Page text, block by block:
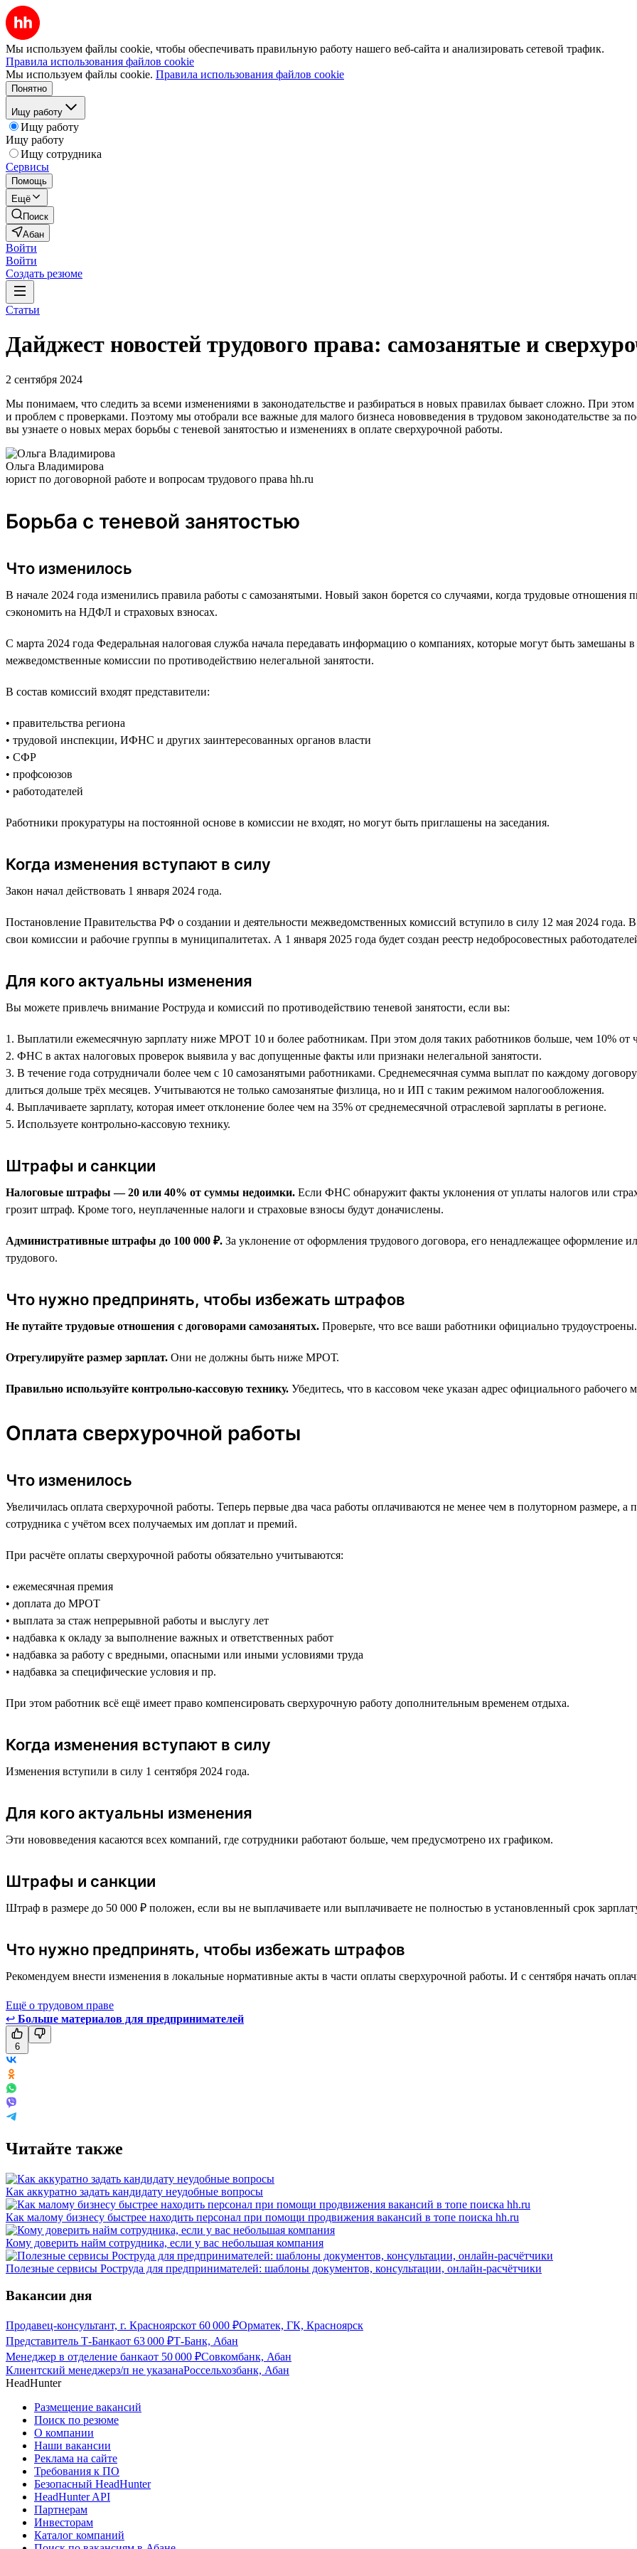
Мы используем файлы cookie, чтобы обеспечивать правильную работу нашего веб-сайта и анализировать сетевой трафик.
Правила использования файлов cookie
Мы используем файлы cookie. Правила использования файлов cookie
Понятно
Ищу работу
Ищу работу
Ищу работу
Ищу сотрудника
Сервисы
Помощь
Ещё
Поиск
Абан
Войти
Войти
Создать резюме
Статьи
Дайджест новостей трудового права: самозанятые и
2 сентября 2024
Мы понимаем, что следить за всеми изменениями в законодательстве и разбираться в новых правилах бывает сложно. При
и проблем с проверками. Поэтому мы отобрали все важные для малого бизнеса нововведения в трудовом законодательстве за
вы узнаете о новых мерах борьбы с теневой занятостью и изменениях в оплате сверхурочной работы.
Ольга Владимирова
юрист по договорной работе и вопросам трудового права hh.ru
Борьба с теневой занятостью
Что изменилось
В начале 2024 года изменились правила работы с самозанятыми. Новый закон борется со случаями, когда трудовые
сэкономить на НДФЛ и страховых взносах.
С марта 2024 года Федеральная налоговая служба начала передавать информацию о компаниях, которые могут быть замешаны
межведомственные комиссии по противодействию нелегальной занятости.
В состав комиссий входят представители:
• правительства региона
• трудовой инспекции, ИФНС и других заинтересованных органов власти
• СФР
• профсоюзов
• работодателей
Работники прокуратуры на постоянной основе в комиссии не входят, но могут быть приглашены на заседания.
Когда изменения вступают в силу
Закон начал действовать 1 января 2024 года.
Постановление Правительства РФ о создании и деятельности межведомственных комиссий вступило в силу 12 мая 2024 года.
свои комиссии и рабочие группы в муниципалитетах. А 1 января 2025 года будет создан реестр недобросовестных
Для кого актуальны изменения
Вы можете привлечь внимание Роструда и комиссий по противодействию теневой занятости, если вы:
1. Выплатили ежемесячную зарплату ниже МРОТ 10 и более работникам. При этом доля таких работников больше, чем 10% от
2. ФНС в актах налоговых проверок выявила у вас допущенные факты или признаки нелегальной занятости.
3. В течение года сотрудничали более чем с 10 самозанятыми работниками. Среднемесячная сумма выплат по каждому
длиться дольше трёх месяцев. Учитываются не только самозанятые физлица, но и ИП с таким режимом налогообложения.
4. Выплачиваете зарплату, которая имеет отклонение более чем на 35% от среднемесячной отраслевой зарплаты в регионе.
5. Используете контрольно-кассовую технику.
Штрафы и санкции
Налоговые штрафы — 20 или 40% от суммы недоимки. Если ФНС обнаружит факты уклонения от уплаты налогов или
грозит штраф. Кроме того, неуплаченные налоги и страховые взносы будут доначислены.
Административные штрафы до 100 000 ₽. За уклонение от оформления трудового договора, его ненадлежащее оформление
трудового.
Что нужно предпринять, чтобы избежать штрафов
Не путайте трудовые отношения с договорами самозанятых. Проверьте, что все ваши работники официально трудоустроены.
Отрегулируйте размер зарплат. Они не должны быть ниже МРОТ.
Правильно используйте контрольно-кассовую технику. Убедитесь, что в кассовом чеке указан адрес официального рабочего
Оплата сверхурочной работы
Что изменилось
Увеличилась оплата сверхурочной работы. Теперь первые два часа работы оплачиваются не менее чем в полуторном
сотрудника с учётом всех получаемых им доплат и премий.
При расчёте оплаты сверхурочной работы обязательно учитываются:
• ежемесячная премия
• доплата до МРОТ
• выплата за стаж непрерывной работы и выслугу лет
• надбавка к окладу за выполнение важных и ответственных работ
• надбавка за работу с вредными, опасными или иными условиями труда
• надбавка за специфические условия и пр.
При этом работник всё ещё имеет право компенсировать сверхурочную работу дополнительным временем отдыха.
Когда изменения вступают в силу
Изменения вступили в силу 1 сентября 2024 года.
Для кого актуальны изменения
Эти нововведения касаются всех компаний, где сотрудники работают больше, чем предусмотрено их графиком.
Штрафы и санкции
Штраф в размере до 50 000 ₽ положен, если вы не выплачиваете или выплачиваете не полностью в установленный срок
Что нужно предпринять, чтобы избежать штрафов
Рекомендуем внести изменения в локальные нормативные акты в части оплаты сверхурочной работы. И с сентября начать
Ещё о трудовом праве
↩ Больше материалов для предпринимателей
6
Читайте также
Как аккуратно задать кандидату неудобные вопросы
Как малому бизнесу быстрее находить персонал при помощи продвижения вакансий в топе поиска hh.ru
Кому доверить найм сотрудника, если у вас небольшая компания
Полезные сервисы Роструда для предпринимателей: шаблоны документов, консультации, онлайн-расчётчики
Вакансии дня
Продавец-консультант, г. Красноярскот 60 000 ₽Орматек, ГК, Красноярск
Представитель Т-Банкаот 63 000 ₽Т-Банк, Абан
Менеджер в отделение банкаот 50 000 ₽Совкомбанк, Абан
Клиентский менеджерз/п не указанаРоссельхозбанк, Абан
HeadHunter
Размещение вакансий
Поиск по резюме
О компании
Наши вакансии
Реклама на сайте
Требования к ПО
Безопасный HeadHunter
HeadHunter API
Партнерам
Инвесторам
Каталог компаний